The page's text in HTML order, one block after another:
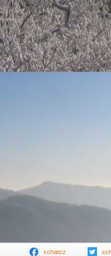
xchatcz